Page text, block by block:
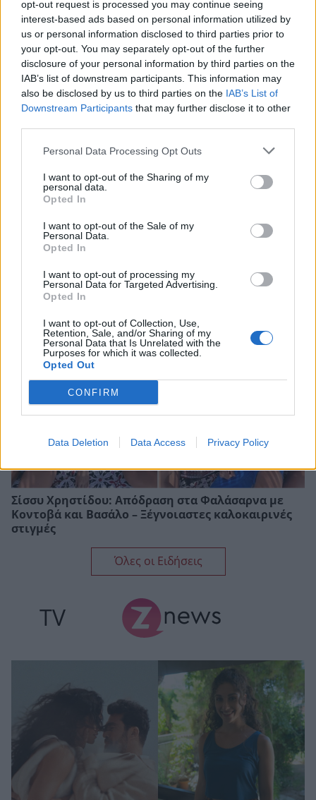
opt-out request is processed you may continue seeing
interest-based ads based on personal information utilized by
us or personal information disclosed to third parties prior to
your opt-out. You may separately opt-out of the further
disclosure of your personal information by third parties on the
IAB’s list of downstream participants. This information may
also be disclosed by us to third parties on the IAB’s List of
Downstream Participants that may further disclose it to other
Personal Data Processing Opt Outs
I want to opt-out of the Sharing of my
personal data.
Opted In
I want to opt-out of the Sale of my
Personal Data.
Opted In
I want to opt-out of processing my
Personal Data for Targeted Advertising.
Opted In
I want to opt-out of Collection, Use,
Retention, Sale, and/or Sharing of my
Personal Data that Is Unrelated with the
Purposes for which it was collected.
Opted Out
CONFIRM
Data Deletion Data Access Privacy Policy
Ιουλία Καλλιμάνη: «Εσένα σ’ αρέσει αυτό;» – Η
έντονη αντίδρασή της σε θαμώνα που την
χτυπούσε με λουλούδια
Γιάννης Τσιμιτσέλης: Η ανακοίνωση του ΣΚΑΪ για
το «The Quiz with Balls» και το πρώτο τρέιλερ
Σίσσυ Χρηστίδου: Απόδραση στα Φαλάσαρνα με
Κοντοβά και Βασάλο – Ξέγνοιαστες καλοκαιρινές
στιγμές
Όλες οι Ειδήσεις
TV